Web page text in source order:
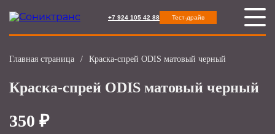
+7 924 105 42 88 Тест-драйв
Главная страница / Краска-спрей ODIS матовый черный
Краска-спрей ODIS матовый черный
350 ₽